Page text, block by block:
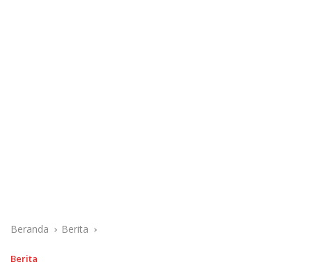
Beranda Berita
Berita